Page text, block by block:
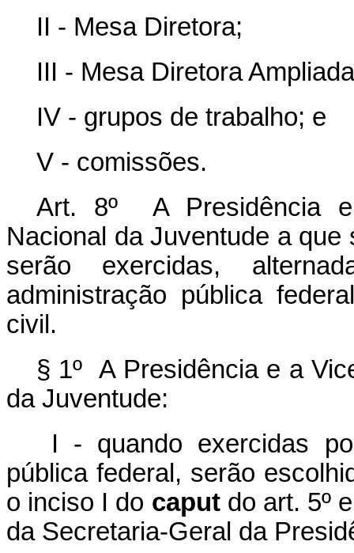
II - Mesa Diretora;
III - Mesa Diretora
IV - grupos de trabalho; e
V - comissões.
Art. 8º A Presidência e
Nacional da Juventude a
serão exercidas,
administração pública
civil.
§ 1º A Presidência e a
da Juventude:
I - quando exercidas
pública federal, serão
o inciso I do caput do art. 5º
da Secretaria-Geral da